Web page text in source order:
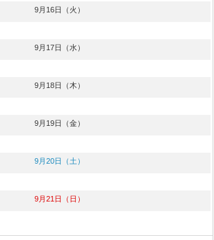
9月16日（火）
9月17日（水）
9月18日（木）
9月19日（金）
9月20日（土）
9月21日（日）